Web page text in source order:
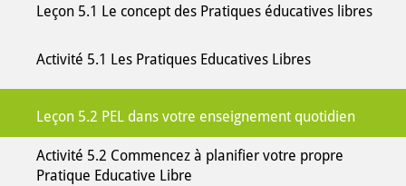
Leçon 5.1 Le concept des Pratiques éducatives libres
Activité 5.1 Les Pratiques Educatives Libres
Leçon 5.2 PEL dans votre enseignement quotidien
Activité 5.2 Commencez à planifier votre propre
Pratique Educative Libre